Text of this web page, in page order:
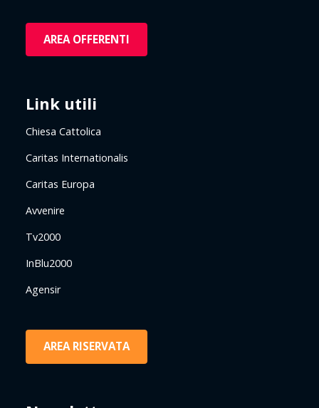
AREA OFFERENTI
Link utili
Chiesa Cattolica
Caritas Internationalis
Caritas Europa
Avvenire
Tv2000
InBlu2000
Agensir
AREA RISERVATA